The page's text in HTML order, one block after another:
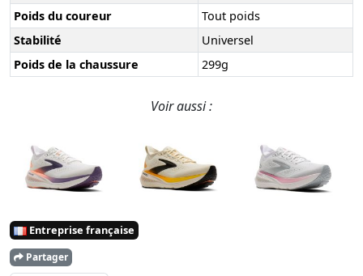
Poids du coureur
Tout poids
Stabilité
Universel
Poids de la chaussure
299g
Voir aussi :
Entreprise française
Partager